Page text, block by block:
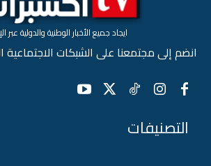
التصنيفات
ايجاد جميع الأخبار الوطنية والدولية عبر
انضم إلى مجتمعنا على الشبكات